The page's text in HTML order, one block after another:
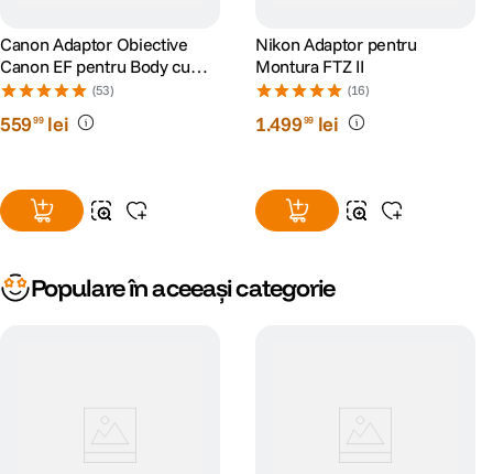
Canon Adaptor Obiective
Canon EF pentru Body cu
Montura RF (53)
55999 lei
Nikon Adaptor pentru
Montura FTZ II
(16)
1.49999 lei
Populare în aceeași categorie